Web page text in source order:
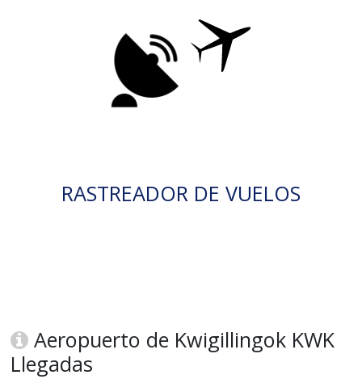
RASTREADOR DE VUELOS
Aeropuerto de Kwigillingok KWK
Llegadas